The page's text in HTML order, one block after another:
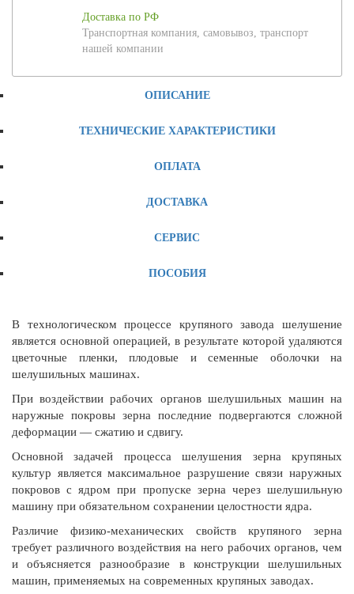
Доставка по РФ
Транспортная компания, самовывоз, транспорт
нашей компании
ОПИСАНИЕ
ТЕХНИЧЕСКИЕ ХАРАКТЕРИСТИКИ
ОПЛАТА
ДОСТАВКА
СЕРВИС
ПОСОБИЯ
В технологическом процессе крупяного завода шелушение
является основной операцией, в результате которой удаляются
цветочные пленки, плодовые и семенные оболочки на
шелушильных машинах.
При воздействии рабочих органов шелушильных машин на
наружные покровы зерна последние подвергаются сложной
деформации — сжатию и сдвигу.
Основной задачей процесса шелушения зерна крупяных
культур является максимальное разрушение связи наружных
покровов с ядром при пропуске зерна через шелушильную
машину при обязательном сохранении целостности ядра.
Различие физико-механических свойств крупяного зерна
требует различного воздействия на него рабочих органов, чем
и объясняется разнообразие в конструкции шелушильных
машин, применяемых на современных крупяных заводах.